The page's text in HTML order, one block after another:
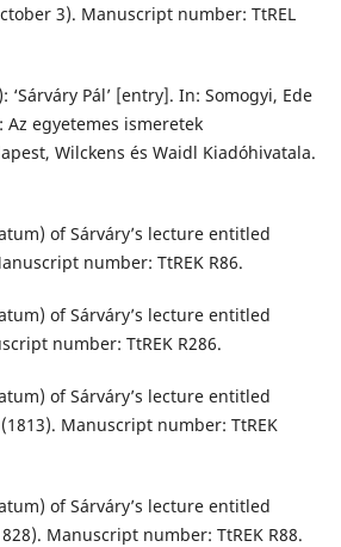
3). Manuscript number: TtREL
‘Sárváry Pál’ [entry]. In: Somogyi, Ede
Az egyetemes ismeretek
Wilckens és Waidl Kiadóhivatala.
of Sárváry’s lecture entitled
number: TtREK R86.
of Sárváry’s lecture entitled
number: TtREK R286.
of Sárváry’s lecture entitled
Manuscript number: TtREK
of Sárváry’s lecture entitled
Manuscript number: TtREK R88.